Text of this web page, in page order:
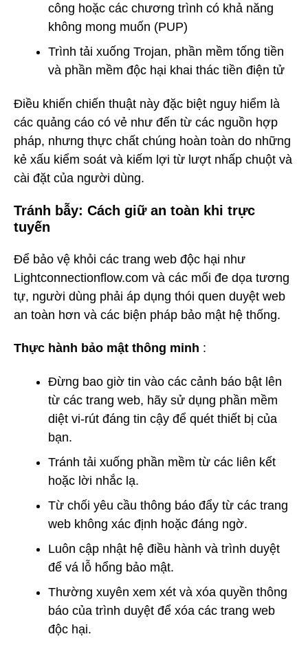
công hoặc các chương trình có khả năng
không mong muốn (PUP)
Trình tải xuống Trojan, phần mềm tống tiền
và phần mềm độc hại khai thác tiền điện tử
Điều khiến chiến thuật này đặc biệt nguy hiểm là
các quảng cáo có vẻ như đến từ các nguồn hợp
pháp, nhưng thực chất chúng hoàn toàn do những
kẻ xấu kiểm soát và kiếm lợi từ lượt nhấp chuột và
cài đặt của người dùng.
Tránh bẫy: Cách giữ an toàn khi trực
tuyến
Để bảo vệ khỏi các trang web độc hại như
Lightconnectionflow.com và các mối đe dọa tương
tự, người dùng phải áp dụng thói quen duyệt web
an toàn hơn và các biện pháp bảo mật hệ thống.
Thực hành bảo mật thông minh :
Đừng bao giờ tin vào các cảnh báo bật lên
từ các trang web, hãy sử dụng phần mềm
diệt vi-rút đáng tin cậy để quét thiết bị của
bạn.
Tránh tải xuống phần mềm từ các liên kết
hoặc lời nhắc lạ.
Từ chối yêu cầu thông báo đẩy từ các trang
web không xác định hoặc đáng ngờ.
Luôn cập nhật hệ điều hành và trình duyệt
để vá lỗ hổng bảo mật.
Thường xuyên xem xét và xóa quyền thông
báo của trình duyệt để xóa các trang web
độc hại.